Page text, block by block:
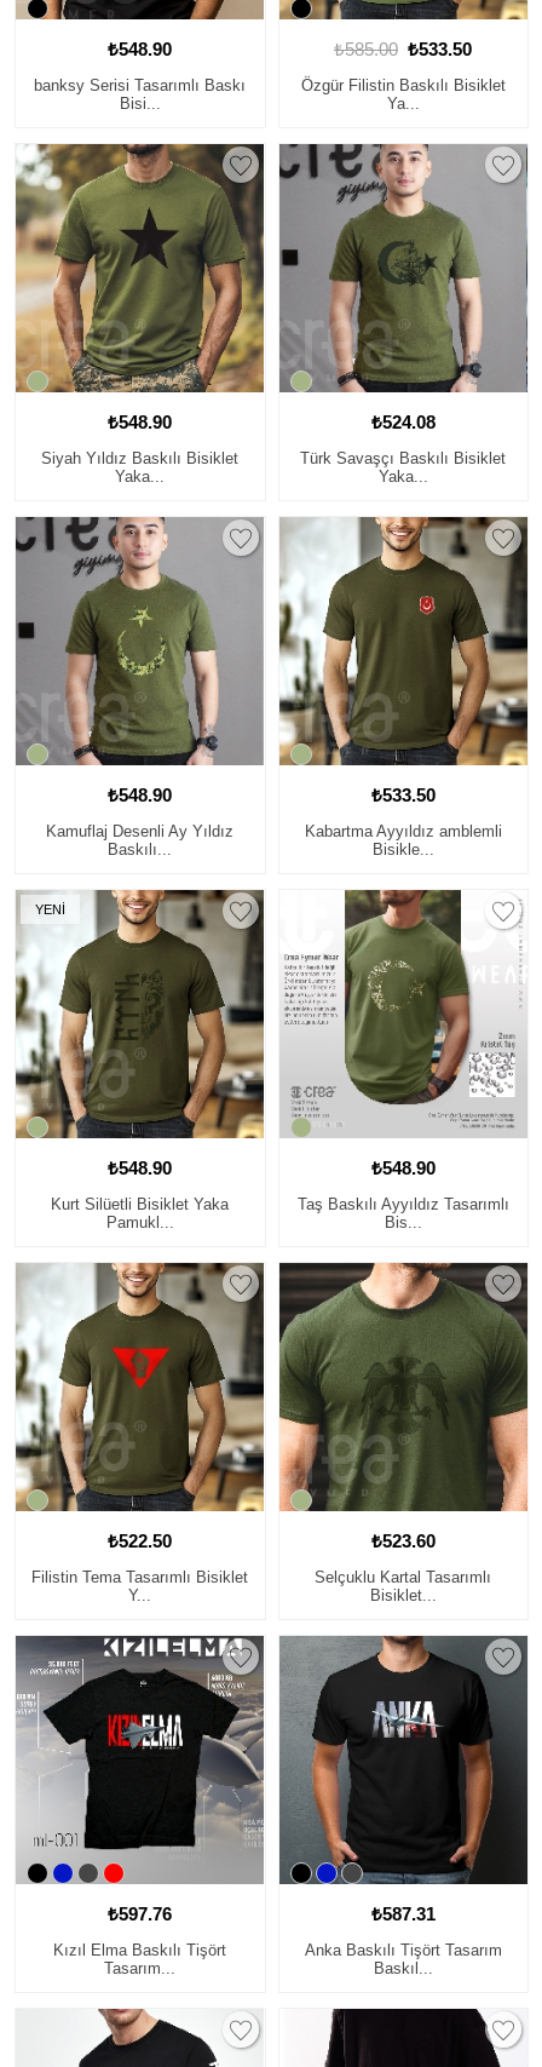
₺548.90
banksy Serisi Tasarımlı Baskı
Bisi...
₺585.00 ₺533.50
Özgür Filistin Baskılı Bisiklet
Ya...
₺548.90
Siyah Yıldız Baskılı Bisiklet
Yaka...
₺524.08
Türk Savaşçı Baskılı Bisiklet
Yaka...
₺548.90
Kamuflaj Desenli Ay Yıldız
Baskılı...
₺533.50
Kabartma Ayyıldız amblemli
Bisikle...
YENİ
₺548.90
Kurt Silüetli Bisiklet Yaka
Pamukl...
₺548.90
Taş Baskılı Ayyıldız Tasarımlı
Bis...
₺522.50
Filistin Tema Tasarımlı Bisiklet
Y...
₺523.60
Selçuklu Kartal Tasarımlı
Bisiklet...
₺597.76
Kızıl Elma Baskılı Tişört
Tasarım...
₺587.31
Anka Baskılı Tişört Tasarım
Baskıl...